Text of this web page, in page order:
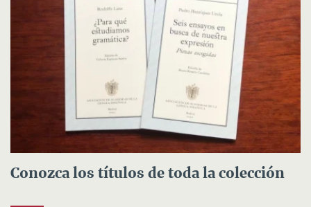
Conozca los títulos de toda la colección